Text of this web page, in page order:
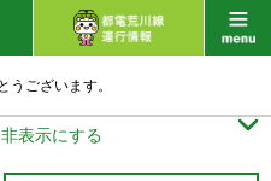
うございます。
表示にする 